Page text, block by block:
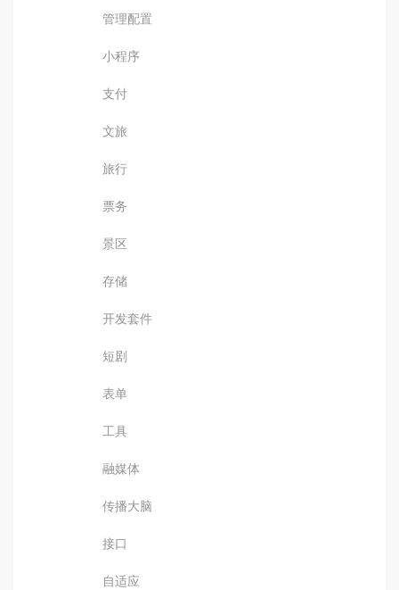
管理配置
小程序
支付
文旅
旅行
票务
景区
存储
开发套件
短剧
表单
工具
融媒体
传播大脑
接口
自适应